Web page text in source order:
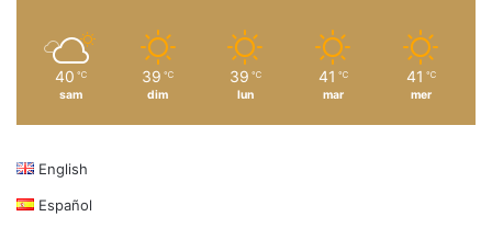
40 ℃
sam
39 ℃
dim
39 ℃
lun
41 ℃
mar
41 ℃
mer
English
Español